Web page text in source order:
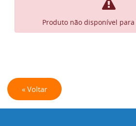
Produto não disponível
« Voltar